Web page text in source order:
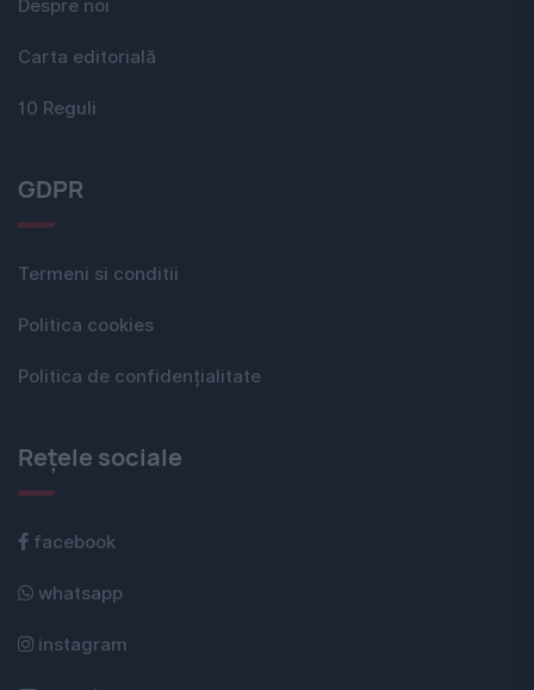
Despre noi
Carta editorială
10 Reguli
GDPR
Termeni si conditii
Politica cookies
Politica de confidențialitate
Rețele sociale
facebook
whatsapp
instagram